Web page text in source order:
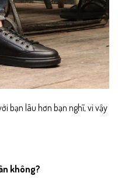
bạn lâu hơn bạn nghĩ, vì vậy
không?